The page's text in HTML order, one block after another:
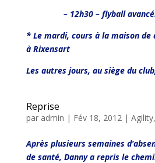
– 12h30 – flyball avancés
* Le mardi, cours à la maison
à Rixensart
Les autres jours, au siège du
Reprise
par admin | Fév 18, 2012| Agility,
Après plusieurs semaines
de santé, Danny a repris le